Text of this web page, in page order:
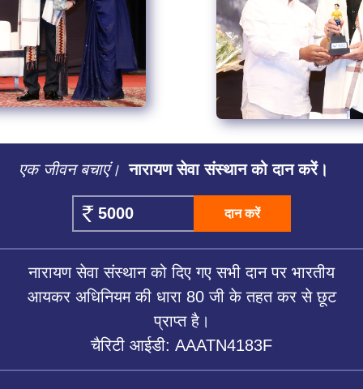
एक जीवन बचाएं। नारायण सेवा संस्थान को दान करें।
दान करें
नारायण सेवा संस्थान को दिए गए सभी दान पर भारतीय
आयकर अधिनियम की धारा 80 जी के तहत कर से छूट
प्राप्त है।
चैरिटी आईडी: AAATN4183F